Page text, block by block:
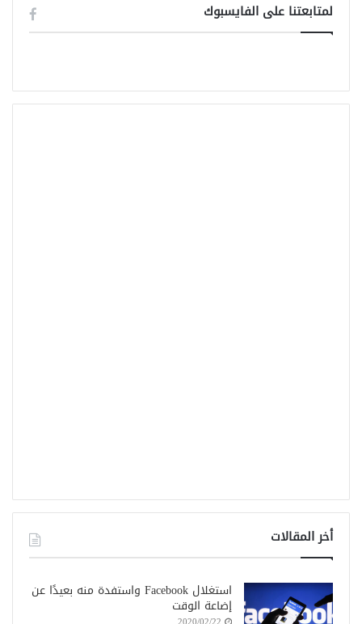
لمتابعتنا على الفايسبوك
أخر المقالات
استغلال Facebook واستفدة منه بعيدًا عن
إضاعة الوقت